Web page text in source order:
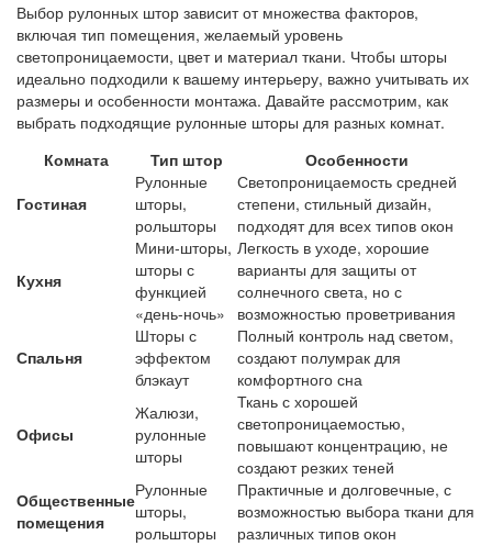
Выбор рулонных штор зависит от множества факторов,
включая тип помещения, желаемый уровень
светопроницаемости, цвет и материал ткани. Чтобы шторы
идеально подходили к вашему интерьеру, важно учитывать их
размеры и особенности монтажа. Давайте рассмотрим, как
выбрать подходящие рулонные шторы для разных комнат.
Комната
Тип штор
Особенности
Гостиная
Рулонные
шторы,
рольшторы
Светопроницаемость средней
степени, стильный дизайн,
подходят для всех типов окон
Кухня
Мини-шторы,
шторы с
функцией
«день-ночь»
Легкость в уходе, хорошие
варианты для защиты от
солнечного света, но с
возможностью проветривания
Спальня
Шторы с
эффектом
блэкаут
Полный контроль над светом,
создают полумрак для
комфортного сна
Офисы
Жалюзи,
рулонные
шторы
Ткань с хорошей
светопроницаемостью,
повышают концентрацию, не
создают резких теней
Общественные
помещения
Рулонные
шторы,
рольшторы
Практичные и долговечные, с
возможностью выбора ткани для
различных типов окон